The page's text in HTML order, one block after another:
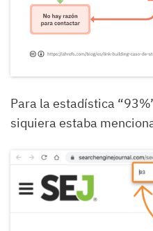
Para la estadística
siquiera estaba